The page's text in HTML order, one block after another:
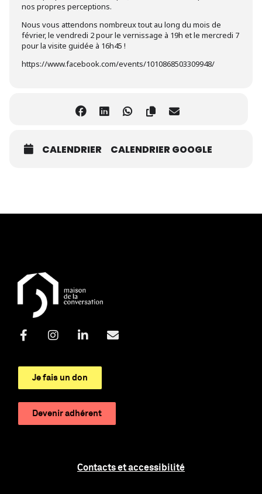
nos propres perceptions.
Nous vous attendons nombreux tout au long du mois de
février, le vendredi 2 pour le vernissage à 19h et le mercredi 7
pour la visite guidée à 16h45 !
https://www.facebook.com/events/1010868503309948/
CALENDRIER CALENDRIER GOOGLE
Je fais un don
Devenir adhérent
Contacts et accessibilité